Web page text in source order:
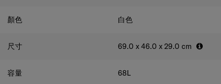
顏色 白色
尺寸 69.0 x 46.0 x 29.0 cm
容量 68L